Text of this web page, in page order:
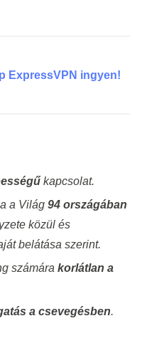
ExpressVPN ingyen!
kapcsolat.
a Világ 94 országában
közül és
belátása szerint.
számára korlátlan a
a csevegésben.